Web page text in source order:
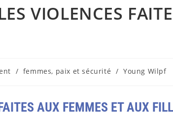
VIOLENCES
/ femmes, paix et sécurité / Young Wilpf
AUX FEMMES ET AUX